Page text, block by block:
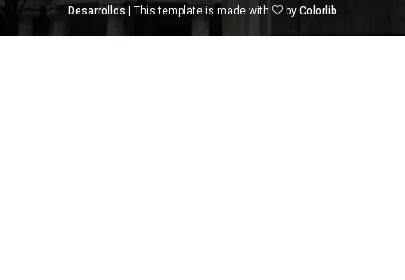
Desarrollos | This template is made with by Colorlib